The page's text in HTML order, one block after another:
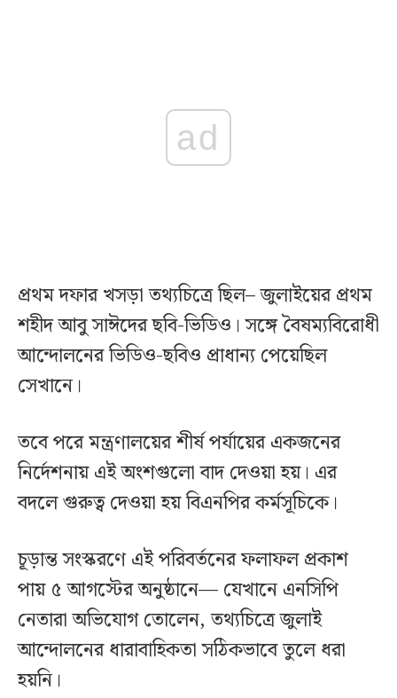
ad
প্রথম দফার খসড়া তথ্যচিত্রে ছিল– জুলাইয়ের প্রথম
শহীদ আবু সাঈদের ছবি-ভিডিও। সঙ্গে বৈষম্যবিরোধী
আন্দোলনের ভিডিও-ছবিও প্রাধান্য পেয়েছিল
সেখানে।
তবে পরে মন্ত্রণালয়ের শীর্ষ পর্যায়ের একজনের
নির্দেশনায় এই অংশগুলো বাদ দেওয়া হয়। এর
বদলে গুরুত্ব দেওয়া হয় বিএনপির কর্মসূচিকে।
চূড়ান্ত সংস্করণে এই পরিবর্তনের ফলাফল প্রকাশ
পায় ৫ আগস্টের অনুষ্ঠানে— যেখানে এনসিপি
নেতারা অভিযোগ তোলেন, তথ্যচিত্রে জুলাই
আন্দোলনের ধারাবাহিকতা সঠিকভাবে তুলে ধরা
হয়নি।